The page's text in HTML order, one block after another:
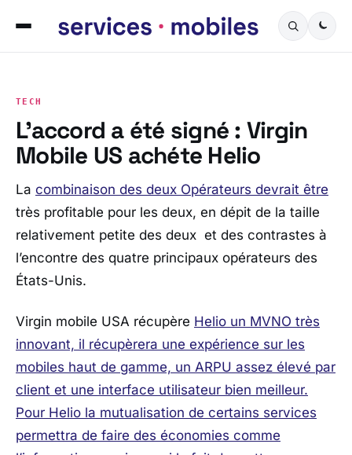
TECH
L’accord a été signé : Virgin
Mobile US achéte Helio
La combinaison des deux Opérateurs devrait être
très profitable pour les deux, en dépit de la taille
relativement petite des deux et des contrastes à
l’encontre des quatre principaux opérateurs des
États-Unis.
Virgin mobile USA récupère Helio un MVNO très
innovant, il récupèrera une expérience sur les
mobiles haut de gamme, un ARPU assez élevé par
client et une interface utilisateur bien meilleur.
Pour Helio la mutualisation de certains services
permettra de faire des économies comme